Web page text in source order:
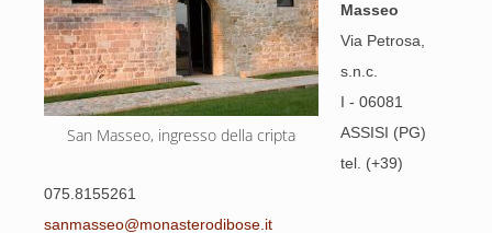
San Masseo, ingresso della cripta
Masseo
Via Petrosa,
s.n.c.
I - 06081
ASSISI (PG)
tel. (+39)
075.8155261
sanmasseo@monasterodibose.it